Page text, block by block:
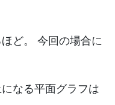
ど。 今回の場合に
なる平面グラフは